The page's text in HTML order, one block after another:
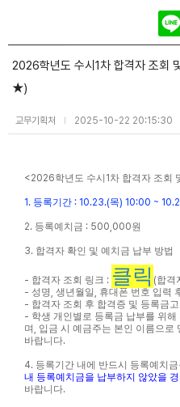
2026학년도 수시1차 합격자 조회
★)
교무기획처 | 2025-10-22 20:15:30
<2026학년도 수시 1 차 합격자 조회
1. 등록기간 : 10.23.(목) 10:00 ~
2. 등록예치금 : 500,000원
3. 합격자 확인 및 예치금 납부 방법
- 합격자 조회 링크 : 클릭 (합격
- 성명 생년월일 휴대폰 번호 입력
- 합격자 조회 후 합격증 및 등록금
- 학생 개인별로 등록금 납부를 위
며
입금 시 예금주는 본인 이름으로
바랍니다.
4. 등록기간 내에 반드시 등록예치
내 등록예치금을 납부하지 않았을
바랍니다.